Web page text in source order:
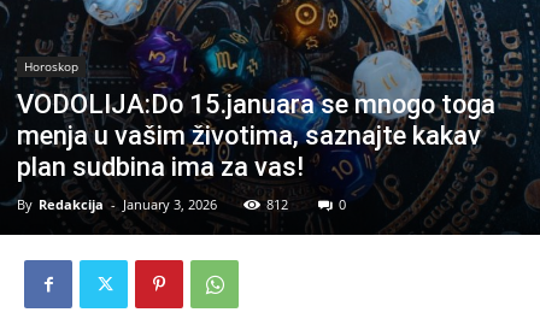
Horoskop
VODOLIJA:Do 15.januara se mnogo toga
menja u vašim životima, saznajte kakav
plan sudbina ima za vas!
By Redakcija - January 3, 2026 812 0